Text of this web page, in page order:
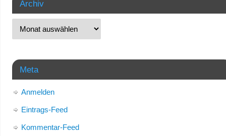
Archiv
Meta
Anmelden
Eintrags-Feed
Kommentar-Feed